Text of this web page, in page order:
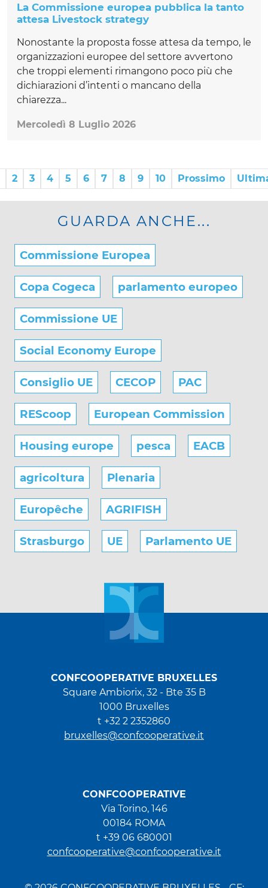
La Commissione europea pubblica la tanto
attesa Livestock strategy
Nonostante la proposta fosse attesa da tempo, le
organizzazioni europee del settore avvertono
che troppi elementi rimangono poco più che
dichiarazioni d’intenti o mancano della
chiarezza...
Mercoledì 8 Luglio 2026
2 3 4 5 6 7 8 9 10 Prossimo
GUARDA ANCHE...
Commissione Europea
Copa Cogeca parlamento europeo
Commissione UE
Social Economy Europe
Consiglio UE CECOP PAC
REScoop European Commission
Housing europe pesca EACB
agricoltura Plenaria
Europêche AGRIFISH
Strasburgo UE Parlamento UE
CONFCOOPERATIVE BRUXELLES
Square Ambiorix, 32 - Bte 35 B
1000 Bruxelles
t +32 2 2352860
bruxelles@confcooperative.it
CONFCOOPERATIVE
Via Torino, 146
00184 ROMA
t +39 06 680001
confcooperative@confcooperative.it